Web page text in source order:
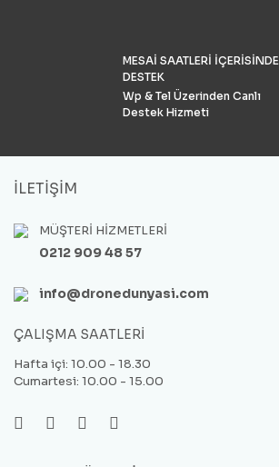
MESAİ SAATLERİ İÇERİSİNDE
DESTEK
Wp & Tel Üzerinden Canlı
Destek Hizmeti
İLETİŞİM
MÜŞTERİ HİZMETLERİ
0212 909 48 57
info@dronedunyasi.com
ÇALIŞMA SAATLERİ
Hafta içi: 10.00 - 18.30
Cumartesi: 10.00 - 15.00